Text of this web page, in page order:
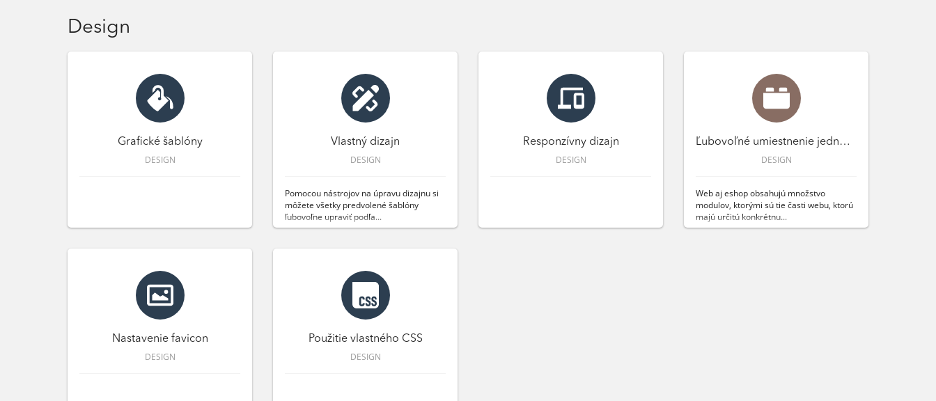
Design
Grafické šablóny
DESIGN
Vlastný dizajn
DESIGN
Pomocou nástrojov na úpravu dizajnu si
môžete všetky predvolené šablóny
ľubovoľne upraviť podľa...
Responzívny dizajn
DESIGN
Ľubovoľné umiestnenie jednotlivých modulov
DESIGN
Web aj eshop obsahujú množstvo
modulov, ktorými sú tie časti webu, ktorú
majú určitú konkrétnu...
Nastavenie favicon
DESIGN
Použitie vlastného CSS
DESIGN